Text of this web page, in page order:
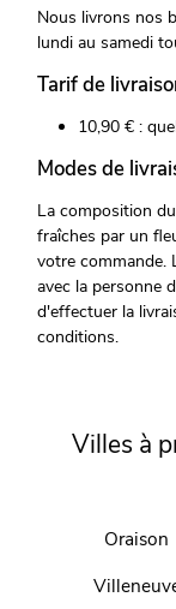
Nous livrons nos
lundi au samedi
Tarif de
10,90 € :
Modes de
La composition
fraîches par un
votre commande.
avec la personne
d'effectuer la
conditions.
Villes à
Oraison